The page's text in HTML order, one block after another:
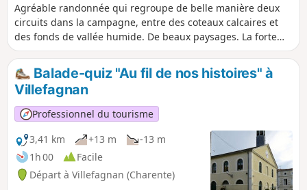
Agréable randonnée qui regroupe de belle manière deux
circuits dans la campagne, entre des coteaux calcaires et
des fonds de vallée humide. De beaux paysages. La forte
présence de la pierre calcaire dans la construction des
maisons, des granges et des murets singularise ces deux
villages et en fait tout leur charme.
Balade-quiz "Au fil de nos histoires" à
Villefagnan
Professionnel du tourisme
3,41 km
+13 m
-13 m
1h 00
Facile
Départ à Villefagnan (Charente)